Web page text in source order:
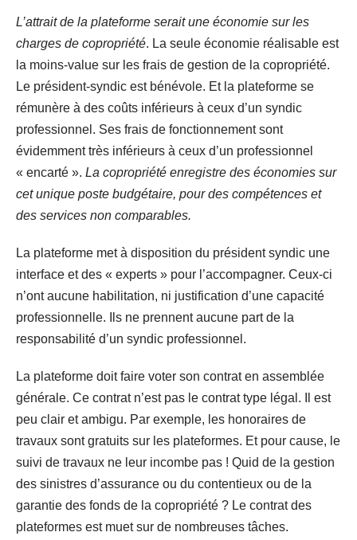
L’attrait de la plateforme serait une économie sur les
charges de copropriété. La seule économie réalisable est
la moins-value sur les frais de gestion de la copropriété.
Le président-syndic est bénévole. Et la plateforme se
rémunère à des coûts inférieurs à ceux d’un syndic
professionnel. Ses frais de fonctionnement sont
évidemment très inférieurs à ceux d’un professionnel
« encarté ». La copropriété enregistre des économies sur
cet unique poste budgétaire, pour des compétences et
des services non comparables.
La plateforme met à disposition du président syndic une
interface et des « experts » pour l’accompagner. Ceux-ci
n’ont aucune habilitation, ni justification d’une capacité
professionnelle. Ils ne prennent aucune part de la
responsabilité d’un syndic professionnel.
La plateforme doit faire voter son contrat en assemblée
générale. Ce contrat n’est pas le contrat type légal. Il est
peu clair et ambigu. Par exemple, les honoraires de
travaux sont gratuits sur les plateformes. Et pour cause, le
suivi de travaux ne leur incombe pas ! Quid de la gestion
des sinistres d’assurance ou du contentieux ou de la
garantie des fonds de la copropriété ? Le contrat des
plateformes est muet sur de nombreuses tâches.